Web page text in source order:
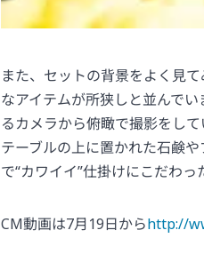
また、セットの背景をよく見
なアイテムが所狭しと並んで
るカメラから俯瞰で撮影をし
テーブルの上に置かれた石鹸
で“カワイイ”仕掛けにこだわっ
CM動画は7月19日からhttp://